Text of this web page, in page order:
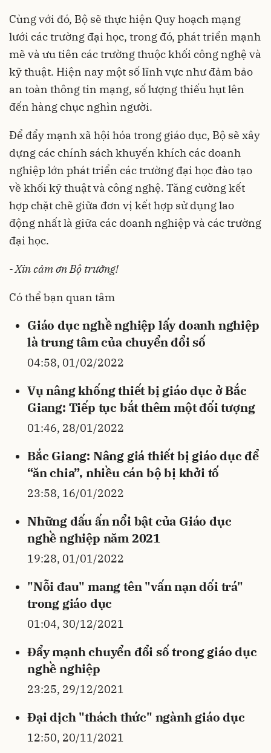
Cùng với đó, Bộ sẽ thực hiện Quy hoạch mạng
lưới các trường đại học, trong đó, phát triển mạnh
mẽ và ưu tiên các trường thuộc khối công nghệ và
kỹ thuật. Hiện nay một số lĩnh vực như đảm bảo
an toàn thông tin mạng, số lượng thiếu hụt lên
đến hàng chục nghìn người.
Để đẩy mạnh xã hội hóa trong giáo dục, Bộ sẽ xây
dựng các chính sách khuyến khích các doanh
nghiệp lớn phát triển các trường đại học đào tạo
về khối kỹ thuật và công nghệ. Tăng cường kết
hợp chặt chẽ giữa đơn vị kết hợp sử dụng lao
động nhất là giữa các doanh nghiệp và các trường
đại học.
- Xin cảm ơn Bộ trưởng!
Có thể bạn quan tâm
Giáo dục nghề nghiệp lấy doanh nghiệp
là trung tâm của chuyển đổi số
04:58, 01/02/2022
Vụ nâng khống thiết bị giáo dục ở Bắc
Giang: Tiếp tục bắt thêm một đối tượng
01:46, 28/01/2022
Bắc Giang: Nâng giá thiết bị giáo dục để
“ăn chia”, nhiều cán bộ bị khởi tố
23:58, 16/01/2022
Những dấu ấn nổi bật của Giáo dục
nghề nghiệp năm 2021
19:28, 01/01/2022
"Nỗi đau" mang tên "vấn nạn dối trá"
trong giáo dục
01:04, 30/12/2021
Đẩy mạnh chuyển đổi số trong giáo dục
nghề nghiệp
23:25, 29/12/2021
Đại dịch "thách thức" ngành giáo dục
12:50, 20/11/2021